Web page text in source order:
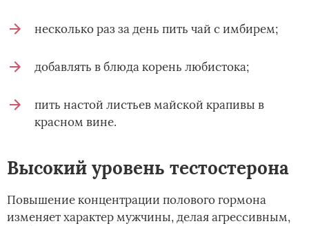
несколько раз за день пить чай с имбирем;
добавлять в блюда корень любистока;
пить настой листьев майской крапивы в
красном вине.
Высокий уровень тестостерона
Повышение концентрации полового гормона
изменяет характер мужчины, делая агрессивным,